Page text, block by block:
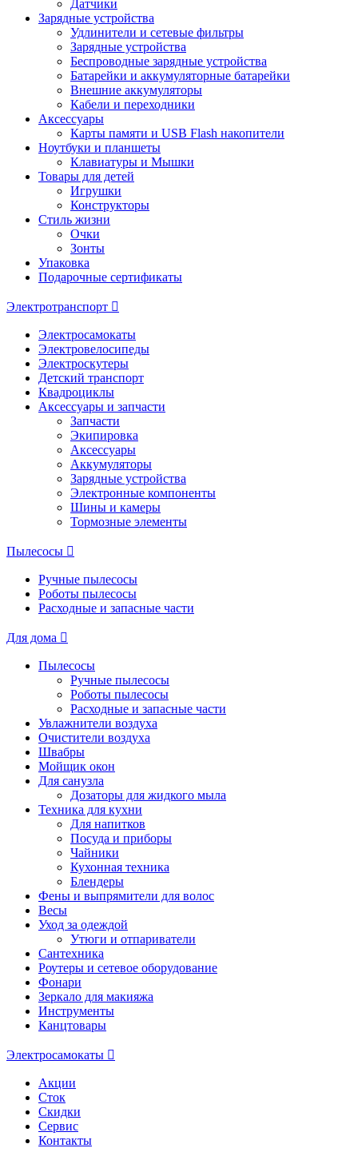
Датчики
Зарядные устройства
Удлинители и сетевые фильтры
Зарядные устройства
Беспроводные зарядные устройства
Батарейки и аккумуляторные батарейки
Внешние аккумуляторы
Кабели и переходники
Аксессуары
Карты памяти и USB Flash накопители
Ноутбуки и планшеты
Клавиатуры и Мышки
Товары для детей
Игрушки
Конструкторы
Стиль жизни
Очки
Зонты
Упаковка
Подарочные сертификаты
Электротранспорт
Электросамокаты
Электровелосипеды
Электроскутеры
Детский транспорт
Квадроциклы
Аксессуары и запчасти
Запчасти
Экипировка
Аксессуары
Аккумуляторы
Зарядные устройства
Электронные компоненты
Шины и камеры
Тормозные элементы
Пылесосы
Ручные пылесосы
Роботы пылесосы
Расходные и запасные части
Для дома
Пылесосы
Ручные пылесосы
Роботы пылесосы
Расходные и запасные части
Увлажнители воздуха
Очистители воздуха
Швабры
Мойщик окон
Для санузла
Дозаторы для жидкого мыла
Техника для кухни
Для напитков
Посуда и приборы
Чайники
Кухонная техника
Блендеры
Фены и выпрямители для волос
Весы
Уход за одеждой
Утюги и отпариватели
Сантехника
Роутеры и сетевое оборудование
Фонари
Зеркало для макияжа
Инструменты
Канцтовары
Электросамокаты
Акции
Сток
Скидки
Сервис
Контакты